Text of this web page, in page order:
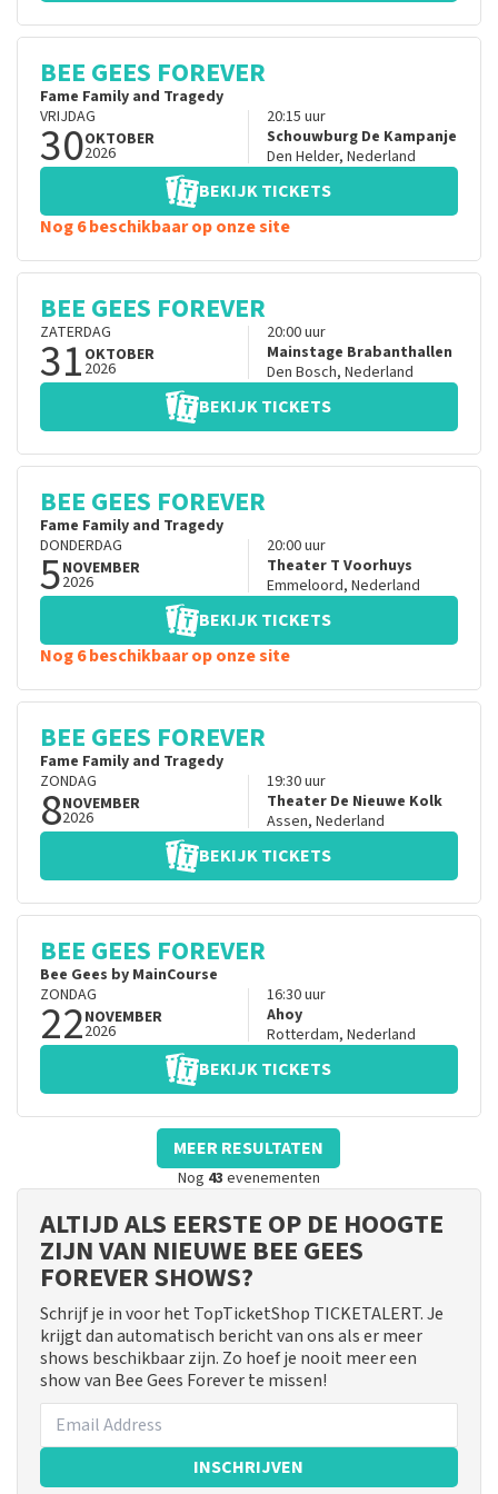
BEE GEES FOREVER
Fame Family and Tragedy
VRIJDAG
30OKTOBER
2026
20:15 uur
Schouwburg De Kampanje
Den Helder, Nederland
BEKIJK TICKETS
Nog 6 beschikbaar op onze site
BEE GEES FOREVER
ZATERDAG
31 OKTOBER
2026
20:00uur
Mainstage Brabanthallen
Den Bosch, Nederland
BEKIJK TICKETS
BEE GEES FOREVER
Fame Family and Tragedy
DONDERDAG
5NOVEMBER
2026
20:00uur
Theater T Voorhuys
Emmeloord, Nederland
BEKIJK TICKETS
Nog 6 beschikbaar op onze site
BEE GEES FOREVER
Fame Family and Tragedy
ZONDAG
8NOVEMBER
2026
19:30uur
Theater De Nieuwe Kolk
Assen, Nederland
BEKIJK TICKETS
BEE GEES FOREVER
Bee Gees by MainCourse
ZONDAG
22NOVEMBER
2026
16:30uur
Ahoy
Rotterdam, Nederland
BEKIJK TICKETS
MEER RESULTATEN
Nog 43 evenementen
ALTIJD ALS EERSTE OP DE HOOGTE
ZIJN VAN NIEUWE BEE GEES
FOREVER SHOWS?
Schrijf je in voor het TopTicketShop TICKETALERT. Je
krijgt dan automatisch bericht van ons als er meer
shows beschikbaar zijn. Zo hoef je nooit meer een
show van Bee Gees Forever te missen!
INSCHRIJVEN